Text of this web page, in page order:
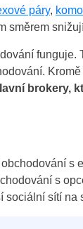
páry,
směrem
funguje.
brokery,
s
s
sociální sítí na